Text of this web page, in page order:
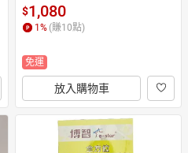
$1,080
1 % (賺10點)
免運
放入購物車